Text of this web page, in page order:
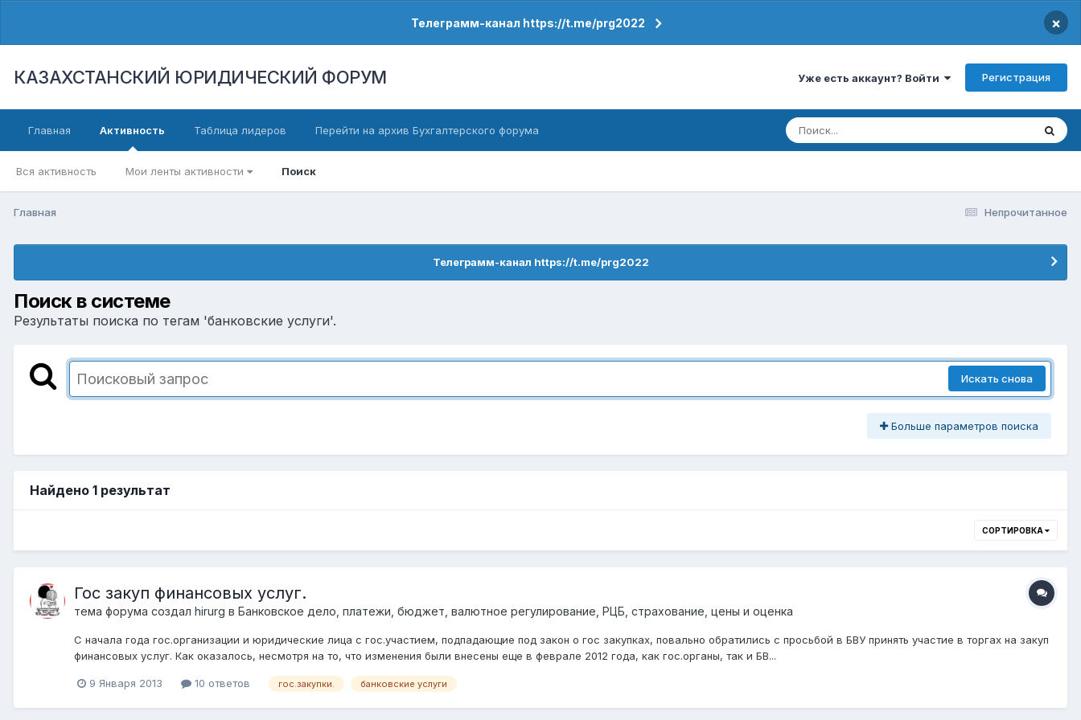
Телеграмм-канал https://t.me/prg2022 ×
КАЗАХСТАНСКИЙ ЮРИДИЧЕСКИЙ ФОРУМ Уже есть аккаунт? Войти Регистрация
Главная Активность
Вся активность Мои ленты активности Поиск
Таблица лидеров Перейти на архив Бухгалтерского форума
Непрочитанное
Главная
Телеграмм-канал https://t.me/prg2022
Поиск в системе
Результаты поиска по тегам 'банковские услуги'.
Искать снова
Больше параметров поиска
Найдено 1 результат
СОРТИРОВКА
Гос закуп финансовых услуг.
тема форума создал hirurg в Банковское дело, платежи, бюджет, валютное регулирование, РЦБ, страхование, цены и оценка
С начала года гос.организации и юридические лица с гос.участием, подпадающие под закон о гос закупках, повально обратились с просьбой в БВУ принять участие в торгах на закуп
финансовых услуг. Как оказалось, несмотря на то, что изменения были внесены еще в феврале 2012 года, как гос.органы, так и БВ...
9 Января 2013 10 ответов гос.закупки. банковские услуги